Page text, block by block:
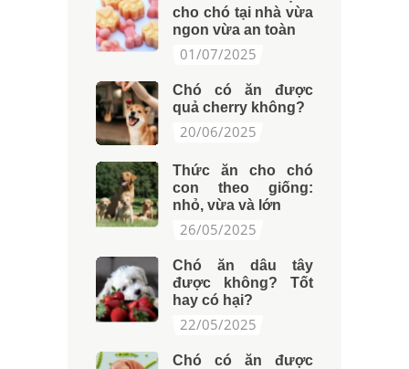
cho chó tại nhà vừa
ngon vừa an toàn
01/07/2025
Chó có ăn được
quả cherry không?
20/06/2025
Thức ăn cho chó
con theo giống:
nhỏ, vừa và lớn
26/05/2025
Chó ăn dâu tây
được không? Tốt
hay có hại?
22/05/2025
Chó có ăn được